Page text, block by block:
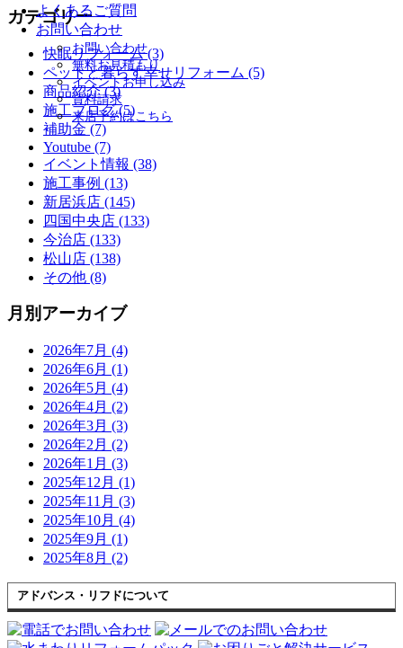
よくあるご質問
お問い合わせ
お問い合わせ
無料お見積もり
イベントお申し込み
資料請求
来店予約はこちら
カテゴリー
快眠リフォーム (3)
ペットと暮らす幸せリフォーム (5)
商品紹介 (3)
施工ブログ (5)
補助金 (7)
Youtube (7)
イベント情報 (38)
施工事例 (13)
新居浜店 (145)
四国中央店 (133)
今治店 (133)
松山店 (138)
その他 (8)
月別アーカイブ
2026年7月 (4)
2026年6月 (1)
2026年5月 (4)
2026年4月 (2)
2026年3月 (3)
2026年2月 (2)
2026年1月 (3)
2025年12月 (1)
2025年11月 (3)
2025年10月 (4)
2025年9月 (1)
2025年8月 (2)
アドバンス・リフドについて